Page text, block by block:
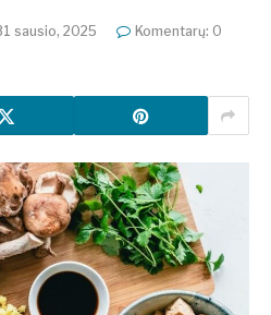
sausio, 2025
Komentarų: 0